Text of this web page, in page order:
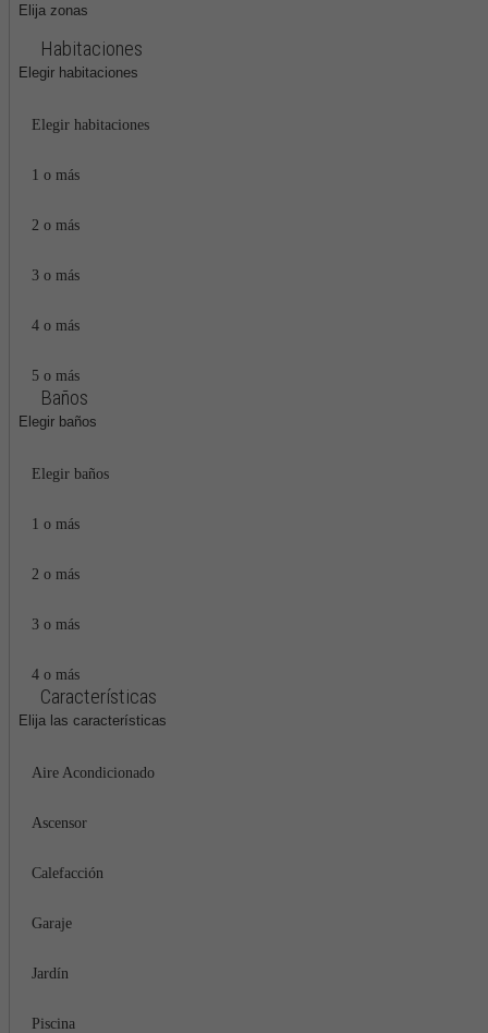
Elija zonas
Habitaciones
Elegir habitaciones
Elegir habitaciones
1 o más
2 o más
3 o más
4 o más
5 o más
Baños
Elegir baños
Elegir baños
1 o más
2 o más
3 o más
4 o más
Características
Elija las características
Aire Acondicionado
Ascensor
Calefacción
Garaje
Jardín
Piscina